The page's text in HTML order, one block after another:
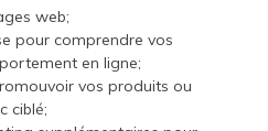
web;
pour comprendre vos
en ligne;
vos produits ou
ciblé;